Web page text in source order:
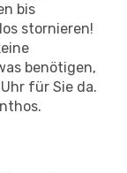
bis
stornieren!
benötigen,
für Sie da.